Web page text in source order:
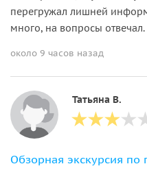
перегружал лишней
много, на вопросы
около 9 часов назад
Татьяна В.
Обзорная экскурсия